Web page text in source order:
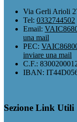
Via Gerli Arioli
Tel: 0332744502
Email:
una mail
PEC:
inviare una mail
C.F.:
IBAN:
Sezione Link Utili